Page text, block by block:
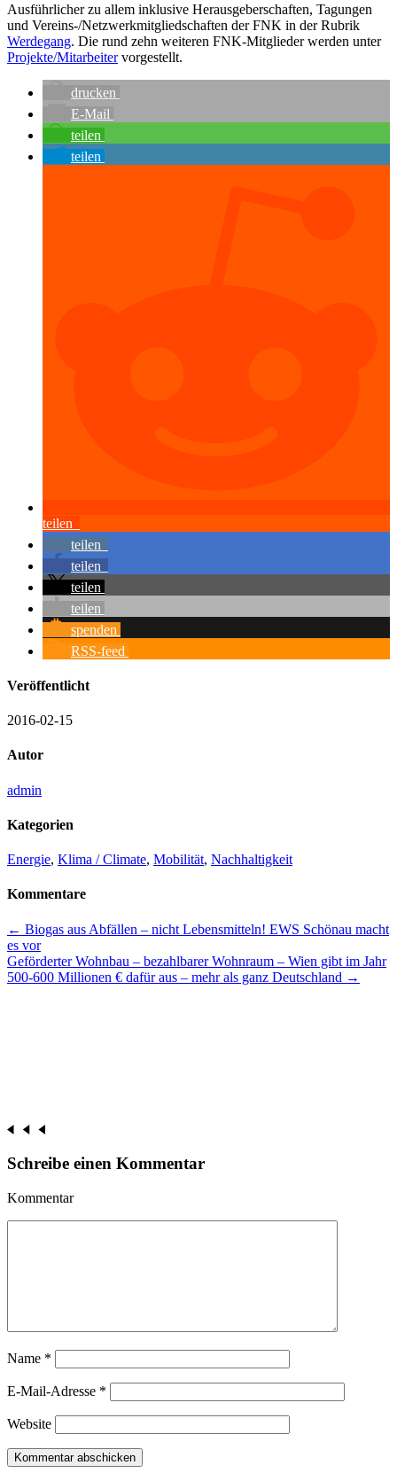
Ausführlicher zu allem inklusive Herausgeberschaften, Tagungen
und Vereins-/Netzwerkmitgliedschaften der FNK in der Rubrik
Werdegang. Die rund zehn weiteren FNK-Mitglieder werden unter
Projekte/Mitarbeitervorgestellt.
drucken
E-Mail
teilen
teilen
teilen
teilen
teilen
teilen
teilen
spenden
RSS-feed
Veröffentlicht
2016-02-15
Autor
admin
Kategorien
Energie, Klima / Climate, Mobilität, Nachhaltigkeit
Kommentare
Beitrags-
Navigation
← Biogas aus Abfällen – nicht Lebensmitteln! EWS Schönau macht
es vor
Geförderter Wohnbau – bezahlbarer Wohnraum – Wien gibt im Jahr
500-600 Millionen € dafür aus – mehr als ganz Deutschland →
Schreibe einen Kommentar
Kommentar
Name *
E-Mail-Adresse *
Website